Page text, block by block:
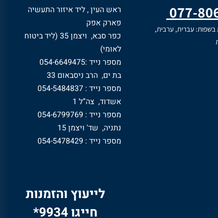
077-
בשפות: עברית, ערבית,
ראש העין , ליד איזור התעשיה
פארק אפק
כפר סבא, ויצמן 35 (ליד ביטוח
לאומי)
מספר נייד :054-6649475
בת ים, הרב ניסבאום 33
מספר נייד : 054-5484837
אשדוד, צה”ל 1
מספר נייד : 054-6799769
נתניה, שד' ויצמן 15
מספר נייד : 054-5478429
לייעוץ והזמנות
חייגו 9934*